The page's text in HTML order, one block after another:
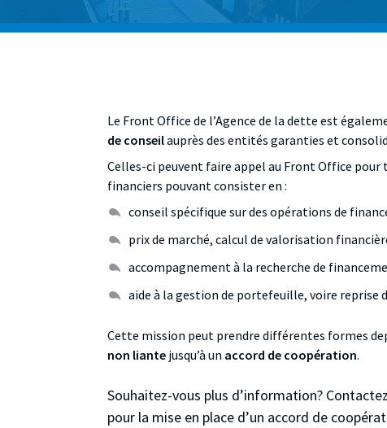
Le Front Office de l’Agence de la dette est
de conseilauprès des entités garanties et
Celles-ci peuvent faire appel au Front Office pour
financiers pouvant consister en :
conseil spécifique sur des opérations de
prix de marché, calcul de valorisation
accompagnement à la recherche de
aide à la gestion de portefeuille, voire reprise
Cette mission peut prendre différentes formes
non liante jusqu’à un accord de coopération.
Souhaitez-vous plus d’information?
pour la mise en place d’un accord de